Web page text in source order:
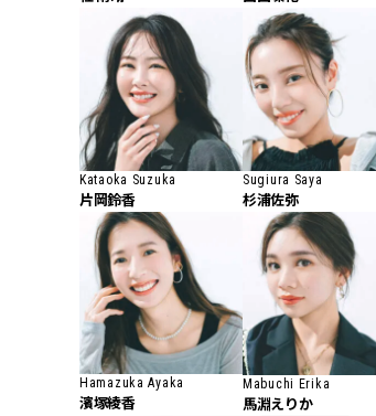
Kataoka Suzuka
片岡鈴香
Sugiura Saya
杉浦佐弥
Hamazuka Ayaka
濱塚綾香
Mabuchi Erika
馬淵えりか